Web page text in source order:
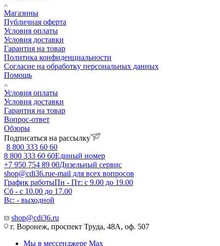
Магазины
Публичная оферта
Условия оплаты
Условия доставки
Гарантия на товар
Политика конфиденциальности
Согласие на обработку персональных данных
Помощь
Условия оплаты
Условия доставки
Гарантия на товар
Вопрос-ответ
Обзоры
Подписаться на рассылку
8 800 333 60 60
8 800 333 60 60Единый номер
+7 950 754 89 00Дизельный сервис
shop@cdi36.rue-mail для всех вопросов
График работыПн - Пт: с 9.00 до 19.00
Сб - с 10.00 до 17.00
Вс: - выходной
shop@cdi36.ru
г. Воронеж, проспект Труда, 48А, оф. 507
Мы в мессенджере Max